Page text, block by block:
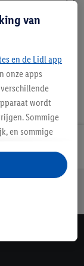
van
en de Lidl app
onze apps
wordt
Sommige
en sommige
en
Lidl-diensten.
ook voor de